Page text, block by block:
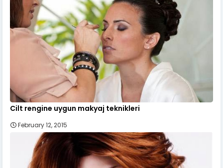
Cilt rengine uygun makyaj teknikleri
February 12, 2015